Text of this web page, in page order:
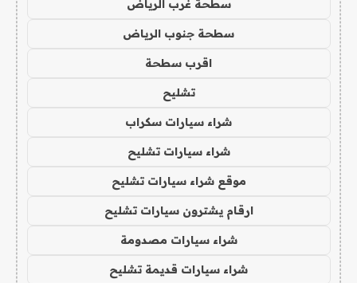
سطحة غرب الرياض
سطحة جنوب الرياض
اقرب سطحة
تشليح
شراء سيارات سكراب
شراء سيارات تشليح
موقع شراء سيارات تشليح
ارقام يشترون سيارات تشليح
شراء سيارات مصدومة
شراء سيارات قديمة تشليح